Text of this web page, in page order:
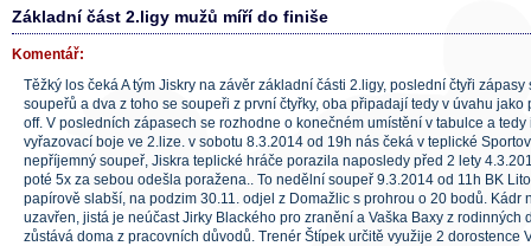
Základní část 2.ligy mužů míří do finiše
Komentář:
Těžký los čeká A tým Jiskry na závěr základní části 2.ligy, poslední čtyři
soupeřů a dva z toho se soupeři z první čtyřky, oba připadají tedy v úvahu
off. V posledních zápasech se rozhodne o konečném umístění v tabulce a
vyřazovací boje ve 2.lize. v sobotu 8.3.2014 od 19h nás čeká v teplické
nepříjemný soupeř, Jiskra teplické hráče porazila naposledy před 2 lety
poté 5x za sebou odešla poražena.. To nedělní soupeř 9.3.2014 od 11h BK
papírově slabší, na podzim 30.11. odjel z Domažlic s prohrou o 20 bodů. Kádr
uzavřen, jistá je neúčast Jirky Blackého pro zranění a Vaška Baxy z rodinných
zůstává doma z pracovních důvodů. Trenér Štípek určitě využije 2 dorostence